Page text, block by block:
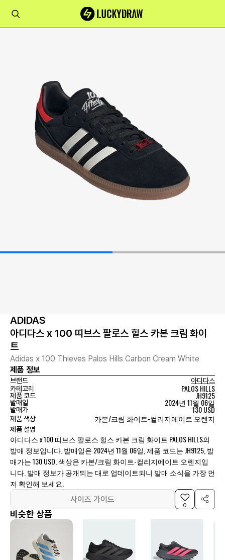
ADIDAS
아디다스 x 100 띠브스 팔로스 힐스 카본 크림 화이
트
Adidas x 100 Thieves Palos Hills Carbon Cream White
제품 정보
브랜드
아디다스
카테고리
PALOS HILLS
제품 코드 JH9125
발매일 2024년 11월 06일
발매가 130 USD
제품 색상 카본/크림 화이트-컬리지에이트 오렌지
제품 설명
아디다스 x 100 띠브스 팔로스 힐스 카본 크림 화이트 PALOS HILLS의
발매 정보입니다. 발매일은 2024년 11월 06일, 제품 코드는 JH9125, 발
매가는 130 USD, 색상은 카본/크림 화이트-컬리지에이트 오렌지입
니다. 발매 정보가 공개되는 대로 업데이트되니 발매 소식을 가장 먼
저 확인해 보세요.
사이즈 가이드
0
비슷한 상품